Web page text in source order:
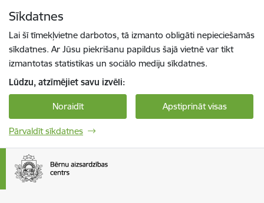
Sīkdatnes
Lai šī tīmekļvietne darbotos, tā izmanto obligāti nepieciešamās
sīkdatnes. Ar Jūsu piekrišanu papildus šajā vietnē var tikt
izmantotas statistikas un sociālo mediju sīkdatnes.
Lūdzu, atzīmējiet savu izvēli:
Noraidīt Apstiprināt visas
Pārvaldīt sīkdatnes